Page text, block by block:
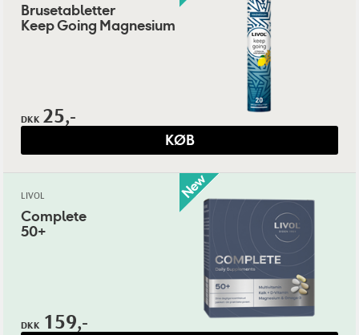
Brusetabletter
Keep Going Magnesium
DKK 25,-
KØB
LIVOL
Complete
50+
DKK 159,-